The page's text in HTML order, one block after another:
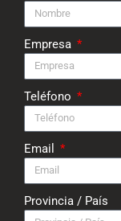
Empresa
Teléfono
Email
Provincia / País